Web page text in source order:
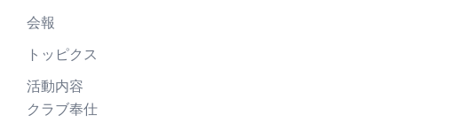
会報
トッピクス
活動内容
クラブ奉仕